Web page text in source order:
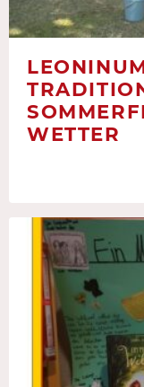
WETTER